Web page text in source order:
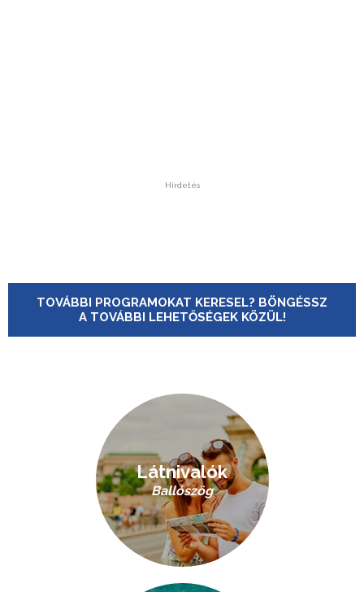
Hirdetés
TOVÁBBI PROGRAMOKAT KERESEL? BÖNGÉSSZ
A TOVÁBBI LEHETŐSÉGEK KÖZÜL!
Látnivalók
Ballószög